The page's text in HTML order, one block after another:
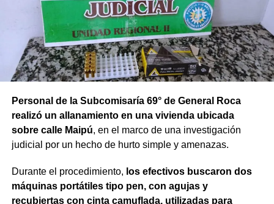
Personal de la Subcomisaría 69° de General Roca
realizó un allanamiento en una vivienda ubicada
sobre calle Maipú, en el marco de una investigación
judicial por un hecho de hurto simple y amenazas.
Durante el procedimiento, los efectivos buscaron dos
máquinas portátiles tipo pen, con agujas y
recubiertas con cinta camuflada, utilizadas para